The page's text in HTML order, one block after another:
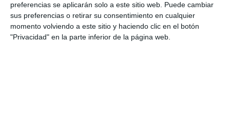
preferencias se aplicarán solo a este sitio web. Puede cambiar
sus preferencias o retirar su consentimiento en cualquier
momento volviendo a este sitio y haciendo clic en el botón
"Privacidad" en la parte inferior de la página web.
trabajar el auge y la evolución de la monarquía
hispánica, comprender el funcionamiento del
Imperio español y analizar las transformaciones